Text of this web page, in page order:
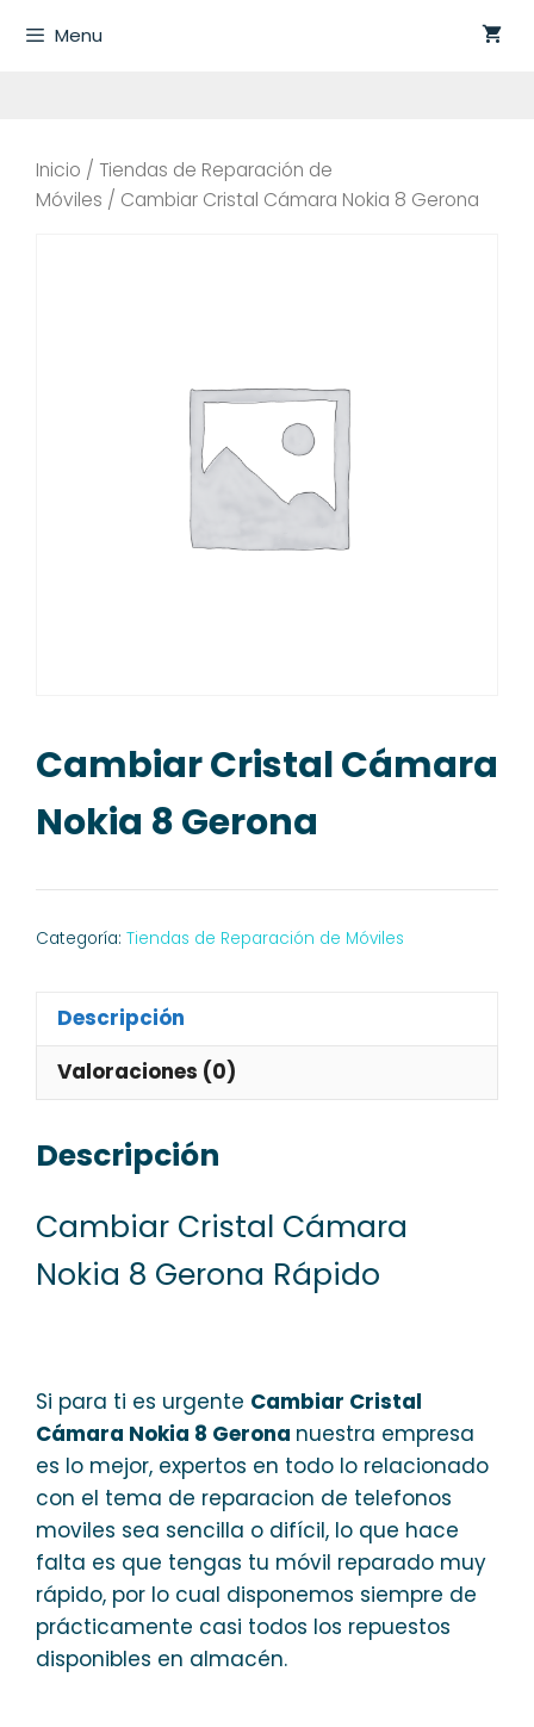
Menu
Inicio / Tiendas de Reparación de
Móviles / Cambiar Cristal Cámara Nokia 8 Gerona
Cambiar Cristal Cámara
Nokia 8 Gerona
Categoría: Tiendas de Reparación de Móviles
Descripción
Valoraciones (0)
Descripción
Cambiar Cristal Cámara
Nokia 8 Gerona Rápido
Si para ti es urgente Cambiar Cristal
Cámara Nokia 8 Gerona nuestra empresa
es lo mejor, expertos en todo lo relacionado
con el tema de reparacion de telefonos
moviles sea sencilla o difícil, lo que hace
falta es que tengas tu móvil reparado muy
rápido, por lo cual disponemos siempre de
prácticamente casi todos los repuestos
disponibles en almacén.